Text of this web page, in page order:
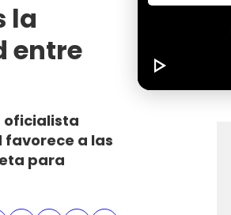
la
entre
oficialista
a las
para